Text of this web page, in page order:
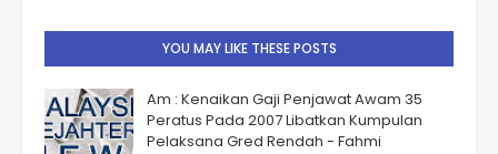
YOU MAY LIKE THESE POSTS
Am : Kenaikan Gaji Penjawat Awam 35
Peratus Pada 2007 Libatkan Kumpulan
Pelaksana Gred Rendah - Fahmi